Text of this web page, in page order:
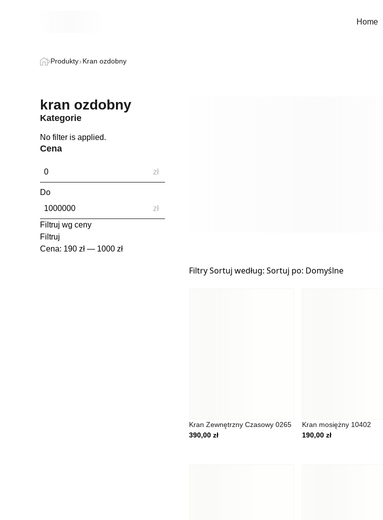
Home
Produkty Kran ozdobny
kran ozdobny
Kategorie
No filter is applied.
Cena
zł
Do
zł
Filtruj wg ceny
Cena min
Cena max
Filtruj
Cena: 190 zł — 1000 zł
FiltrySortuj według: Sortuj po: Domyślne
Kran Zewnętrzny Czasowy 0265
390,00 zł
Kran mosiężny 10402
190,00 zł
reklamowym i analitycznym. Partnerzy mogą połączyć te informacje z
uzyskanymi podczas korzystania z ich usług.